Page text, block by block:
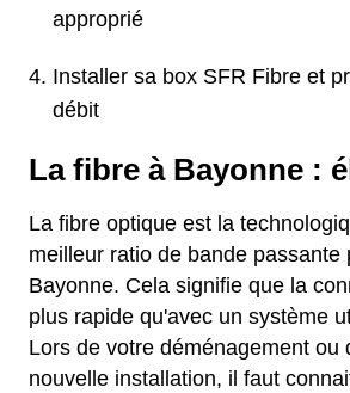
approprié
Installer sa box SFR Fibre et
débit
La fibre à Bayonne :
La fibre optique est la
meilleur ratio de bande passante
Bayonne. Cela signifie que la
plus rapide qu'avec un système
Lors de votre déménagement ou
nouvelle installation, il faut